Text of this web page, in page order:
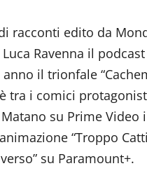
racconti edito da
Ravenna il
il trionfale
i comici
su Prime
“Troppo
su Paramount+.